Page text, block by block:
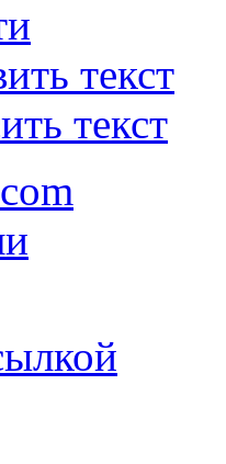
текст
текст